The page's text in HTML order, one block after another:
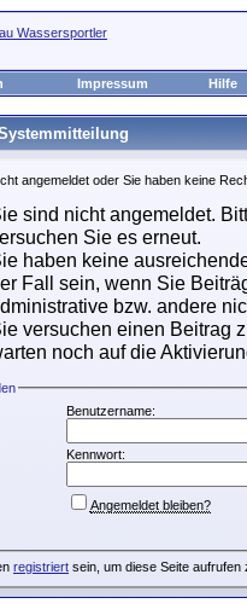
Wassersportler
Impressum Hilfe
angemeldet oder Sie haben keine
sind nicht angemeldet.
Sie es erneut.
haben keine
Fall sein, wenn Sie
bzw. andere
versuchen einen Beitrag
noch auf die
Benutzername:
Kennwort:
Angemeldet bleiben?
registriert sein, um diese Seite aufrufen